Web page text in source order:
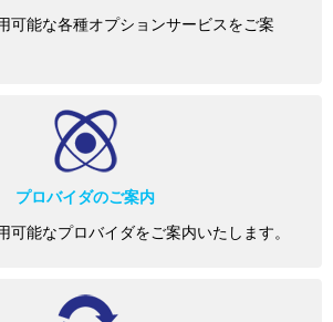
可能な各種オプションサービスをご案
プロバイダのご案内
可能なプロバイダをご案内いたします。